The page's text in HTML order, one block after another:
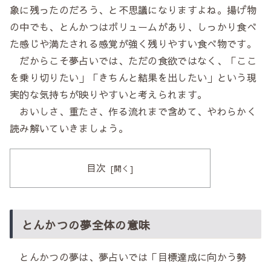
象に残ったのだろう、と不思議になりますよね。揚げ物
の中でも、とんかつはボリュームがあり、しっかり食べ
た感じや満たされる感覚が強く残りやすい食べ物です。
だからこそ夢占いでは、ただの食欲ではなく、「ここ
を乗り切りたい」「きちんと結果を出したい」という現
実的な気持ちが映りやすいと考えられます。
おいしさ、重たさ、作る流れまで含めて、やわらかく
読み解いていきましょう。
目次
とんかつの夢全体の意味
とんかつの夢は、夢占いでは「目標達成に向かう勢